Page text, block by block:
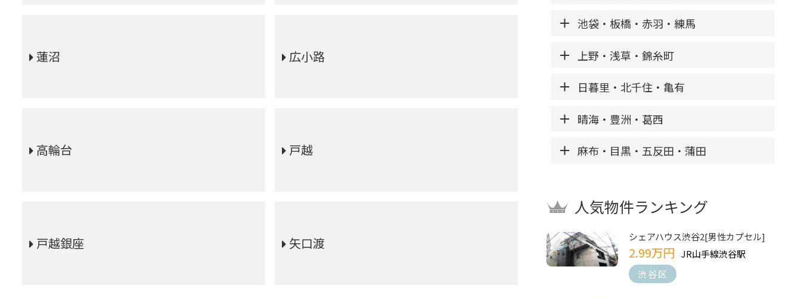
蓮沼 広小路
高輪台 戸越
戸越銀座 矢口渡
池袋・板橋・赤羽・練馬
上野・浅草・錦糸町
日暮里・北千住・亀有
晴海・豊洲・葛西
麻布・目黒・五反田・蒲田
人気物件ランキング
シェアハウス渋谷2[男性カプセル]
2.99万円 JR山手線渋谷駅
渋谷区